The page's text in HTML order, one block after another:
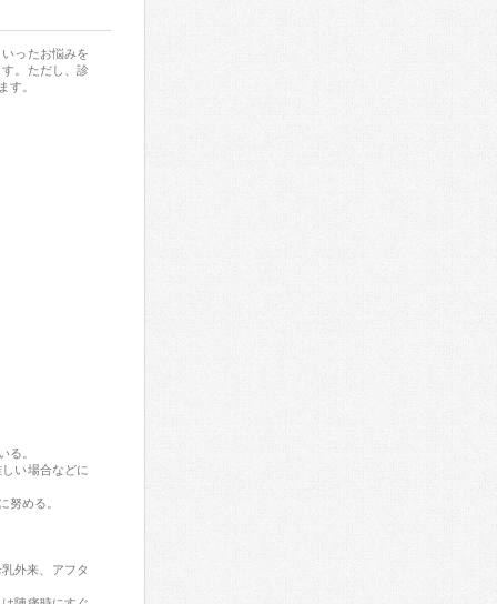
ったお悩みを
。ただし、診
す。
る。
い場合などに
努める。
外来、アフタ